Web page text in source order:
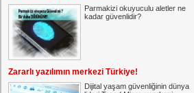
Parmakizi okuyuculu aletler ne
kadar güvenlidir?
Zararlı yazılımın merkezi Türkiye!
Dijital yaşam güvenliğinin dünya